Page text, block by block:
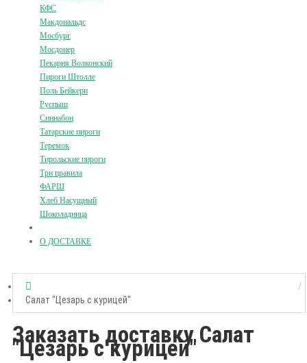
КФС
Макдональдс
Мосбург
Мосдонер
Пекарня Волконский
Пироги Штолле
Поль Бейкери
Руспыш
Синнабон
Татарские пироги
Теремок
Тирольские пироги
Три правила
ФАРШ
Хлеб Насущный
Шоколадница
О ДОСТАВКЕ
Салат "Цезарь с курицей"
Заказать доставку Салат
"Цезарь с курицей"